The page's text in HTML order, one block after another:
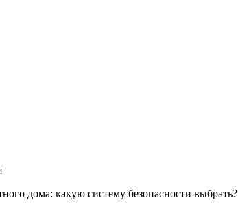
дома: какую систему безопасности выбрать?